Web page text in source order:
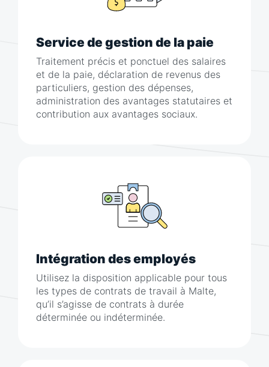
Service de gestion de la paie
Traitement précis et ponctuel des salaires
et de la paie, déclaration de revenus des
particuliers, gestion des dépenses,
administration des avantages statutaires et
contribution aux avantages sociaux.
Intégration des employés
Utilisez la disposition applicable pour tous
les types de contrats de travail à Malte,
qu’il s’agisse de contrats à durée
déterminée ou indéterminée.